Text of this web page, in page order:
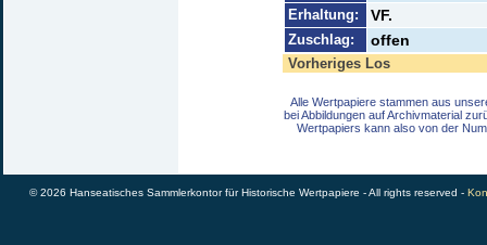
Erhaltung: VF.
Zuschlag: offen
Vorheriges Los
Alle Wertpapiere stammen aus
bei Abbildungen auf Archivmaterial
Wertpapiers kann also von der
© 2026 Hanseatisches Sammlerkontor für Historische Wertpapiere - All rights reserved -